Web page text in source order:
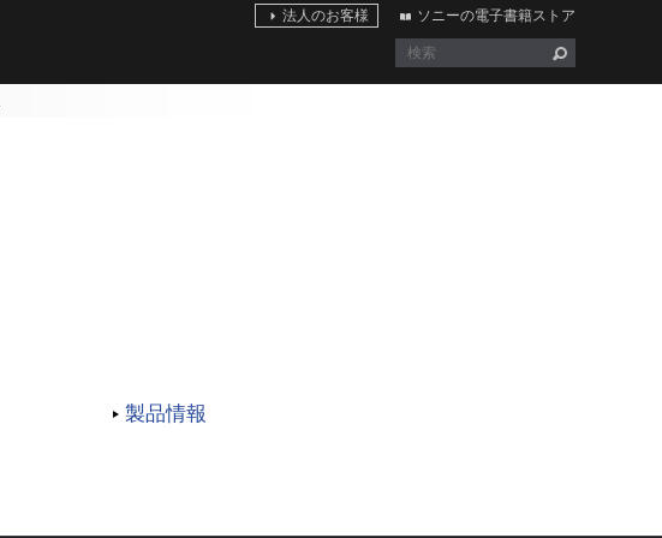
法人のお客様 ソニーの電子書籍ストア
製品情報